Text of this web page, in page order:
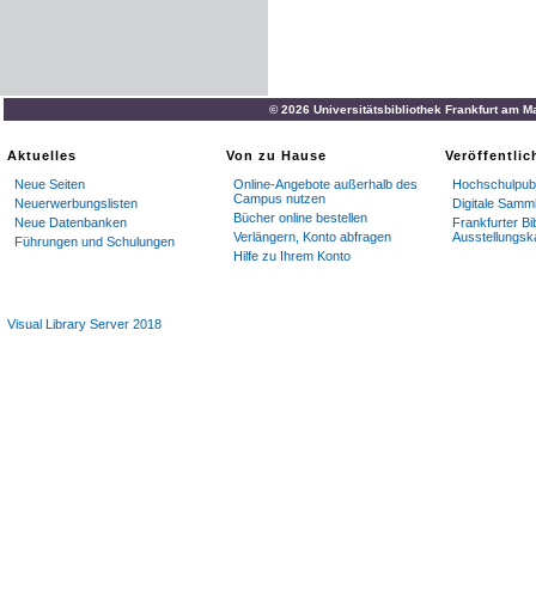
© 2026 Universitätsbibliothek Frankfurt am
Aktuelles
Neue Seiten
Neuerwerbungslisten
Neue Datenbanken
Führungen und Schulungen
Von zu Hause
Online-Angebote außerhalb des
Campus nutzen
Bücher online bestellen
Verlängern, Konto abfragen
Hilfe zu Ihrem Konto
Digitale
Frankfurter
Visual Library Server 2018